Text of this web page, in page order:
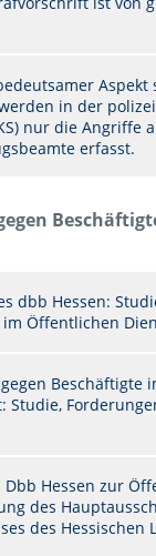
Aspekt
in der
nur die Angriffe
erfasst.
dbb Hessen:
Öffentlichen
Beschäftigte
Studie,
Hessen zur
des
des Hessischen